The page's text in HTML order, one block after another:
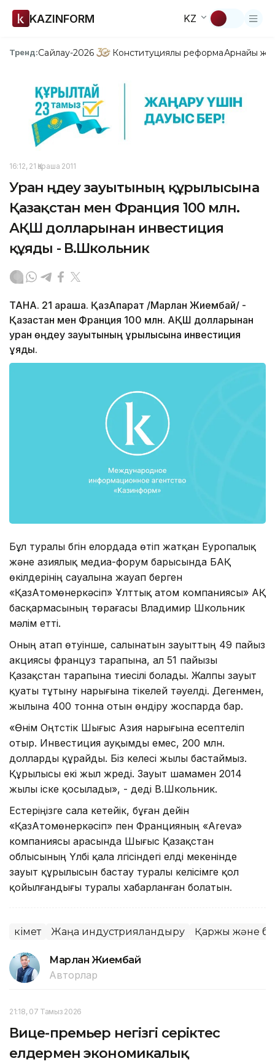
KAZINFORM KZ
Тренд:Сайлау-2026 Конституциялық реформаАрнайы
16:12, 21 Қараша 2011
Уран өңдеу зауытының құрылысына
Қазақстан мен Франция 100 млн.
АҚШ долларынан инвестиция
құяды - В.Школьник
ТАНА. 21 қараша. ҚазАқпарат /Марлан Жиембай/ -
Қазақстан мен Франция 100 млн. АҚШ долларынан
уран өңдеу зауытының құрылысына инвестиция
құяды.
Бұл туралы бүгін елордада өтіп жатқан Еуропалық
және азиялық медиа-форум барысында БАҚ
өкілдерінің сауалына жауап берген
«ҚазАтомөнеркәсіп» Ұлттық атом компаниясы» АҚ
басқармасының төрағасы Владимир Школьник
мәлім етті.
Оның атап өтуінше, салынатын зауыттың 49 пайыз
акциясы француз тарапына, ал 51 пайызы
Қазақстан тарапына тиесілі болады. Жалпы зауыт
қуаты тұтыну нарығына тікелей тәуелді. Дегенмен,
жылына 400 тонна отын өндіру жоспарда бар.
«Өнім Оңтүстік Шығыс Азия нарығына есептеліп
отыр. Инвестиция ауқымды емес, 200 млн.
долларды құрайды. Біз келесі жылы бастаймыз.
Құрылысы екі жыл жүреді. Зауыт шамамен 2014
жылы іске қосылады», - деді В.Школьник.
Естеріңізге сала кетейік, бұған дейін
«ҚазАтомөнеркәсіп» пен Францияның «Areva»
компаниясы арасында Шығыс Қазақстан
облысының Үлбі қала үлгісіндегі елді мекенінде
зауыт құрылысын бастау туралы келісімге қол
қойылғандығы туралы хабарланған болатын.
Үкімет Жаңа индустрияландыру Қаржы және
Марлан Жиембай
Авторлар
21:18, 07 Тамыз 2026
Вице-премьер негізгі серіктес
елдермен экономикалық